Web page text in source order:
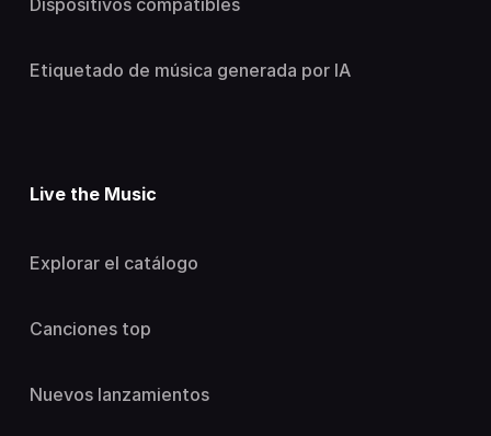
Dispositivos compatibles
Etiquetado de música generada por IA
Live the Music
Explorar el catálogo
Canciones top
Nuevos lanzamientos